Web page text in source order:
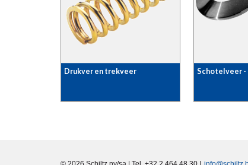
Drukver en trekveer Schotelveer -